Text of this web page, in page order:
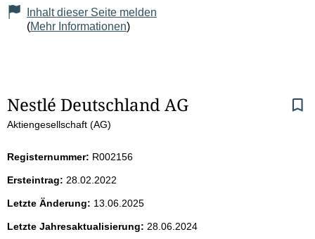
Inhalt dieser Seite melden
(Mehr Informationen)
S
e
i
t
e
Nestlé Deutschland AG
Aktiengesellschaft (AG)
Registernummer: R002156
Ersteintrag: 28.02.2022
Letzte Änderung: 13.06.2025
Letzte Jahresaktualisierung: 28.06.2024